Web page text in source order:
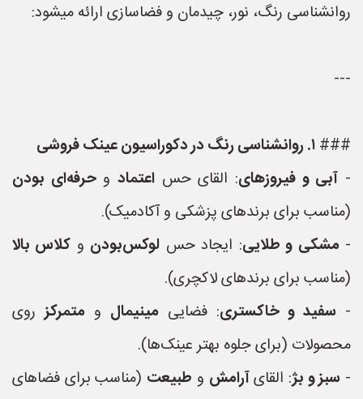
روانشناسی رنگ، نور، چیدمان و فضاسازی ارائه میشود:
---
### ۱. روانشناسی رنگ در دکوراسیون عینک فروشی
- آبی و فیروزهای: القای حس اعتمادوحرفه‌ای بودن
(مناسب برای برندهای پزشکی و آکادمیک).
-مشکی و طلایی: ایجاد حس لوکس‌بودن و کلاس بالا
(مناسب برای برندهای لاکچری).
- سفید و خاکستری: فضایی مینیمال و متمرکزروی
محصولات (برای جلوه بهتر عینک‌ها).
- سبز و بژ: القایآرامش و طبیعت (مناسب برای فضاهای